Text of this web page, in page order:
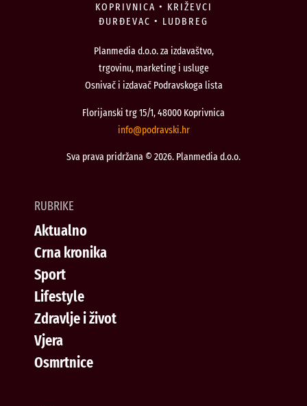
KOPRIVNICA • KRIŽEVCI
ĐURĐEVAC • LUDBREG
Planmedia d.o.o. za izdavaštvo,
trgovinu, marketing i usluge
Osnivač i izdavač Podravskoga lista
Florijanski trg 15/1, 48000 Koprivnica
rh.iksvardop
@ofni
Sva prava pridržana © 2026. Planmedia d.o.o.
RUBRIKE
Aktualno
Crna kronika
Sport
Lifestyle
Zdravlje i život
Vjera
Osmrtnice